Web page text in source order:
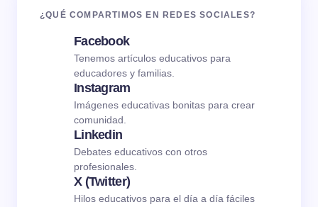
¿QUÉ COMPARTIMOS EN REDES SOCIALES?
Facebook
Tenemos artículos educativos para
educadores y familias.
Instagram
Imágenes educativas bonitas para crear
comunidad.
Linkedin
Debates educativos con otros
profesionales.
X (Twitter)
Hilos educativos para el día a día fáciles